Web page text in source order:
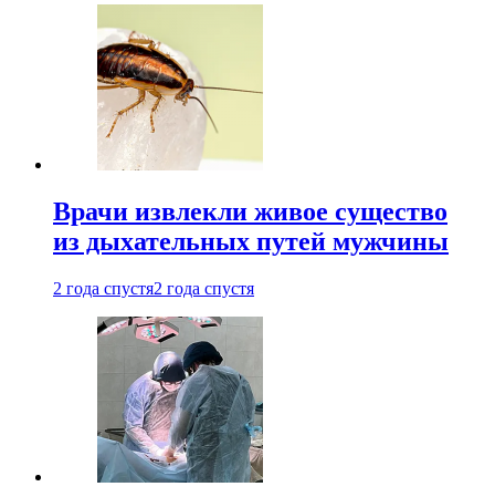
Врачи извлекли живое существо
из дыхательных путей мужчины
2 года спустя2 года спустя